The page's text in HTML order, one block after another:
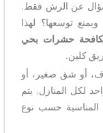
عن الرش فقط.
توسعها؟ لهذا
حشرات بحي
كلين.
أو شق صغير، أو
لكل المنازل. يتم
المناسبة حسب نوع